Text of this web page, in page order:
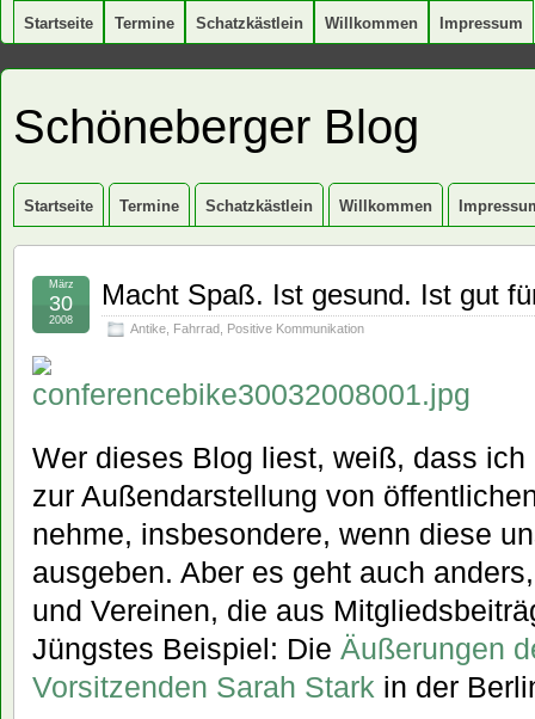
Startseite Termine Schatzkästlein Willkommen Impressum
Schöneberger Blog
Startseite Termine Schatzkästlein Willkommen
Macht Spaß. Ist gesund. Ist gut
Antike Fahrrad Positive Kommunikation
März
30
2008
Wer dieses Blog liest, weiß, dass
zur Außendarstellung von
nehme, insbesondere, wenn diese
ausgeben. Aber es geht auch
und Vereinen, die aus
Jüngstes Beispiel: Die Äußerungen
Vorsitzenden Sarah Stark in der